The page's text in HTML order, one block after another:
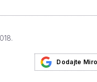
Dodajte